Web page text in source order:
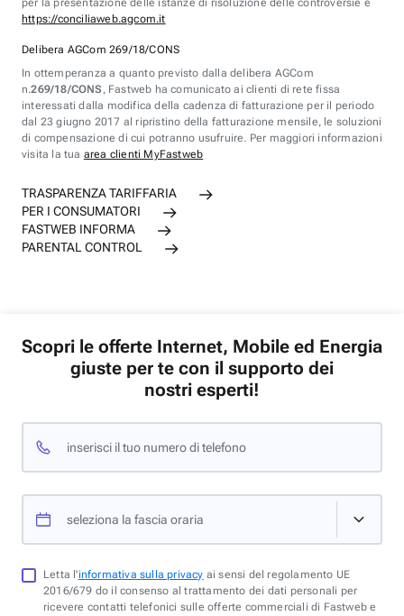
per la presentazione delle istanze di risoluzione delle controversie è
https://conciliaweb.agcom.it
Delibera AGCom 269/18/CONS
In ottemperanza a quanto previsto dalla delibera AGCom
n.269/18/CONS , Fastweb ha comunicato ai clienti di rete fissa
interessati dalla modifica della cadenza di fatturazione per il periodo
dal 23 giugno 2017 al ripristino della fatturazione mensile, le soluzioni
di compensazione di cui potranno usufruire. Per maggiori informazioni
visita la tua area clienti MyFastweb
TRASPARENZA TARIFFARIA
PER I CONSUMATORI
FASTWEB INFORMA
PARENTAL CONTROL
Scopri le offerte Internet, Mobile ed Energia
giuste per te con il supporto dei
nostri esperti!
inserisci il tuo numero di telefono
seleziona la fascia oraria
Letta l'informativa sulla privacy ai sensi del regolamento UE
2016/679 do il consenso al trattamento dei dati personali per
ricevere contatti telefonici sulle offerte commerciali di Fastweb e